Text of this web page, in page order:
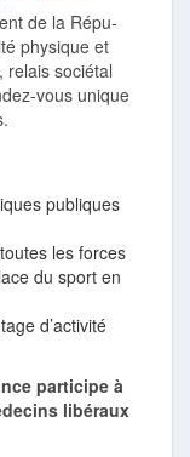
de la Répu­
physique et
relais sociétal
vous unique
publiques
les forces
du sport en
d’activité
participe à
libéraux